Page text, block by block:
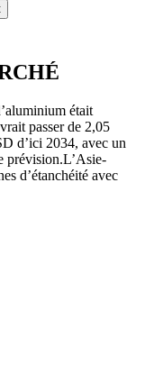
était
passer de 2,05
d’ici 2034, avec un
prévision.L’Asie-
d’étanchéité avec